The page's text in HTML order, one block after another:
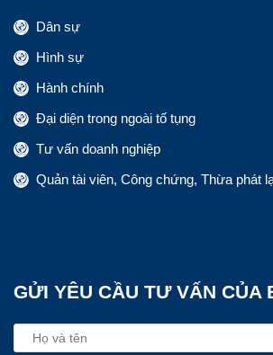
Dân sự
Hình sự
Hành chính
Đại diện trong ngoài tố tụng
Tư vấn doanh nghiệp
Quản tài viên, Công chứng, Thừa phát
GỬI YÊU CẦU TƯ VẤN CỦA